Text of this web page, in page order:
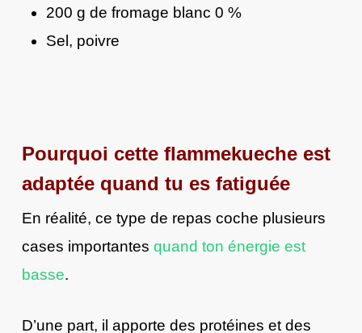
200 g de fromage blanc 0 %
Sel, poivre
Pourquoi cette flammekueche est
adaptée quand tu es fatiguée
En réalité, ce type de repas coche plusieurs
cases importantes quand ton énergie est
basse.
D’une part, il apporte des protéines et des